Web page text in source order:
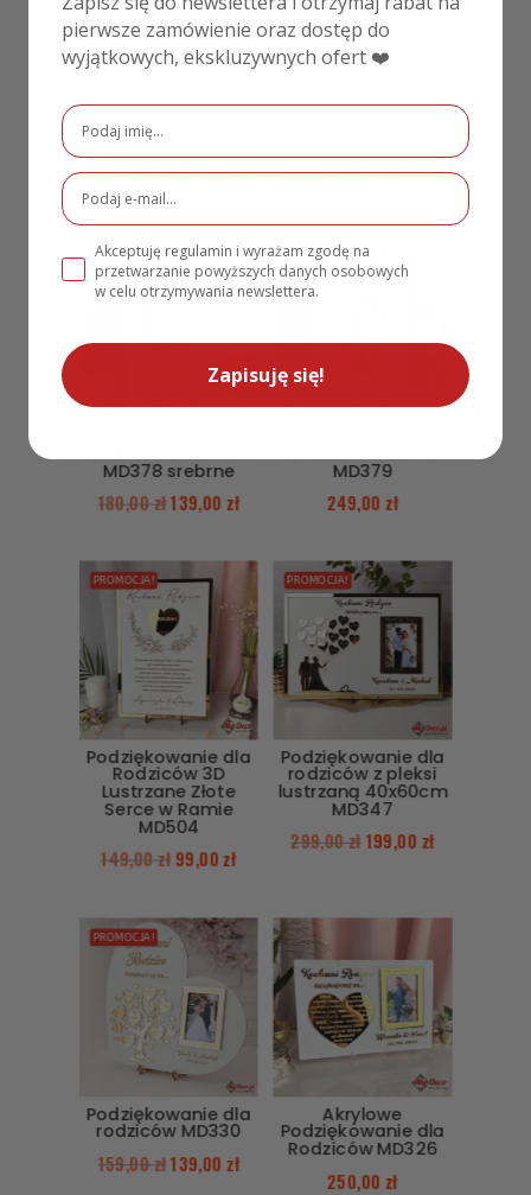
Drukowane
Podobne produkty
PROMOCJA!
MD378 srebrne
180,00zł139,00 zł
MD379
249,00zł
PROMOCJA!
Podziękowanie dla
Rodziców 3D
Lustrzane Złote
Serce w Ramie
MD504
149,00 zł99,00zł
PROMOCJA!
Podziękowanie dla
rodziców z pleksi
lustrzaną 40x60cm
MD347
299,00zł199,00 zł
PROMOCJA!
Podziękowanie dla
rodziców MD330
159,00zł139,00 zł
Akrylowe
Podziękowanie dla
Rodziców MD326
250,00 zł
pierwsze zamówienie oraz dostęp do
wyjątkowych, ekskluzywnych ofert ❤️
Akceptuję regulamin i wyrażam zgodę na
przetwarzanie powyższych danych osobowych
w celu otrzymywania newslettera.
Zapisuję się!